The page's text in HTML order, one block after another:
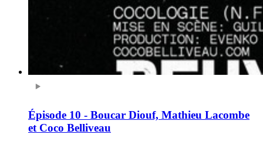
Épisode 10 - Boucar Diouf, Mathieu Lacombe
et Coco Belliveau